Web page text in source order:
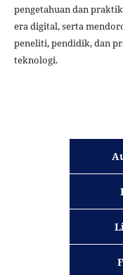
pengetahuan dan
era digital, serta
peneliti, pendidik, dan
teknologi.